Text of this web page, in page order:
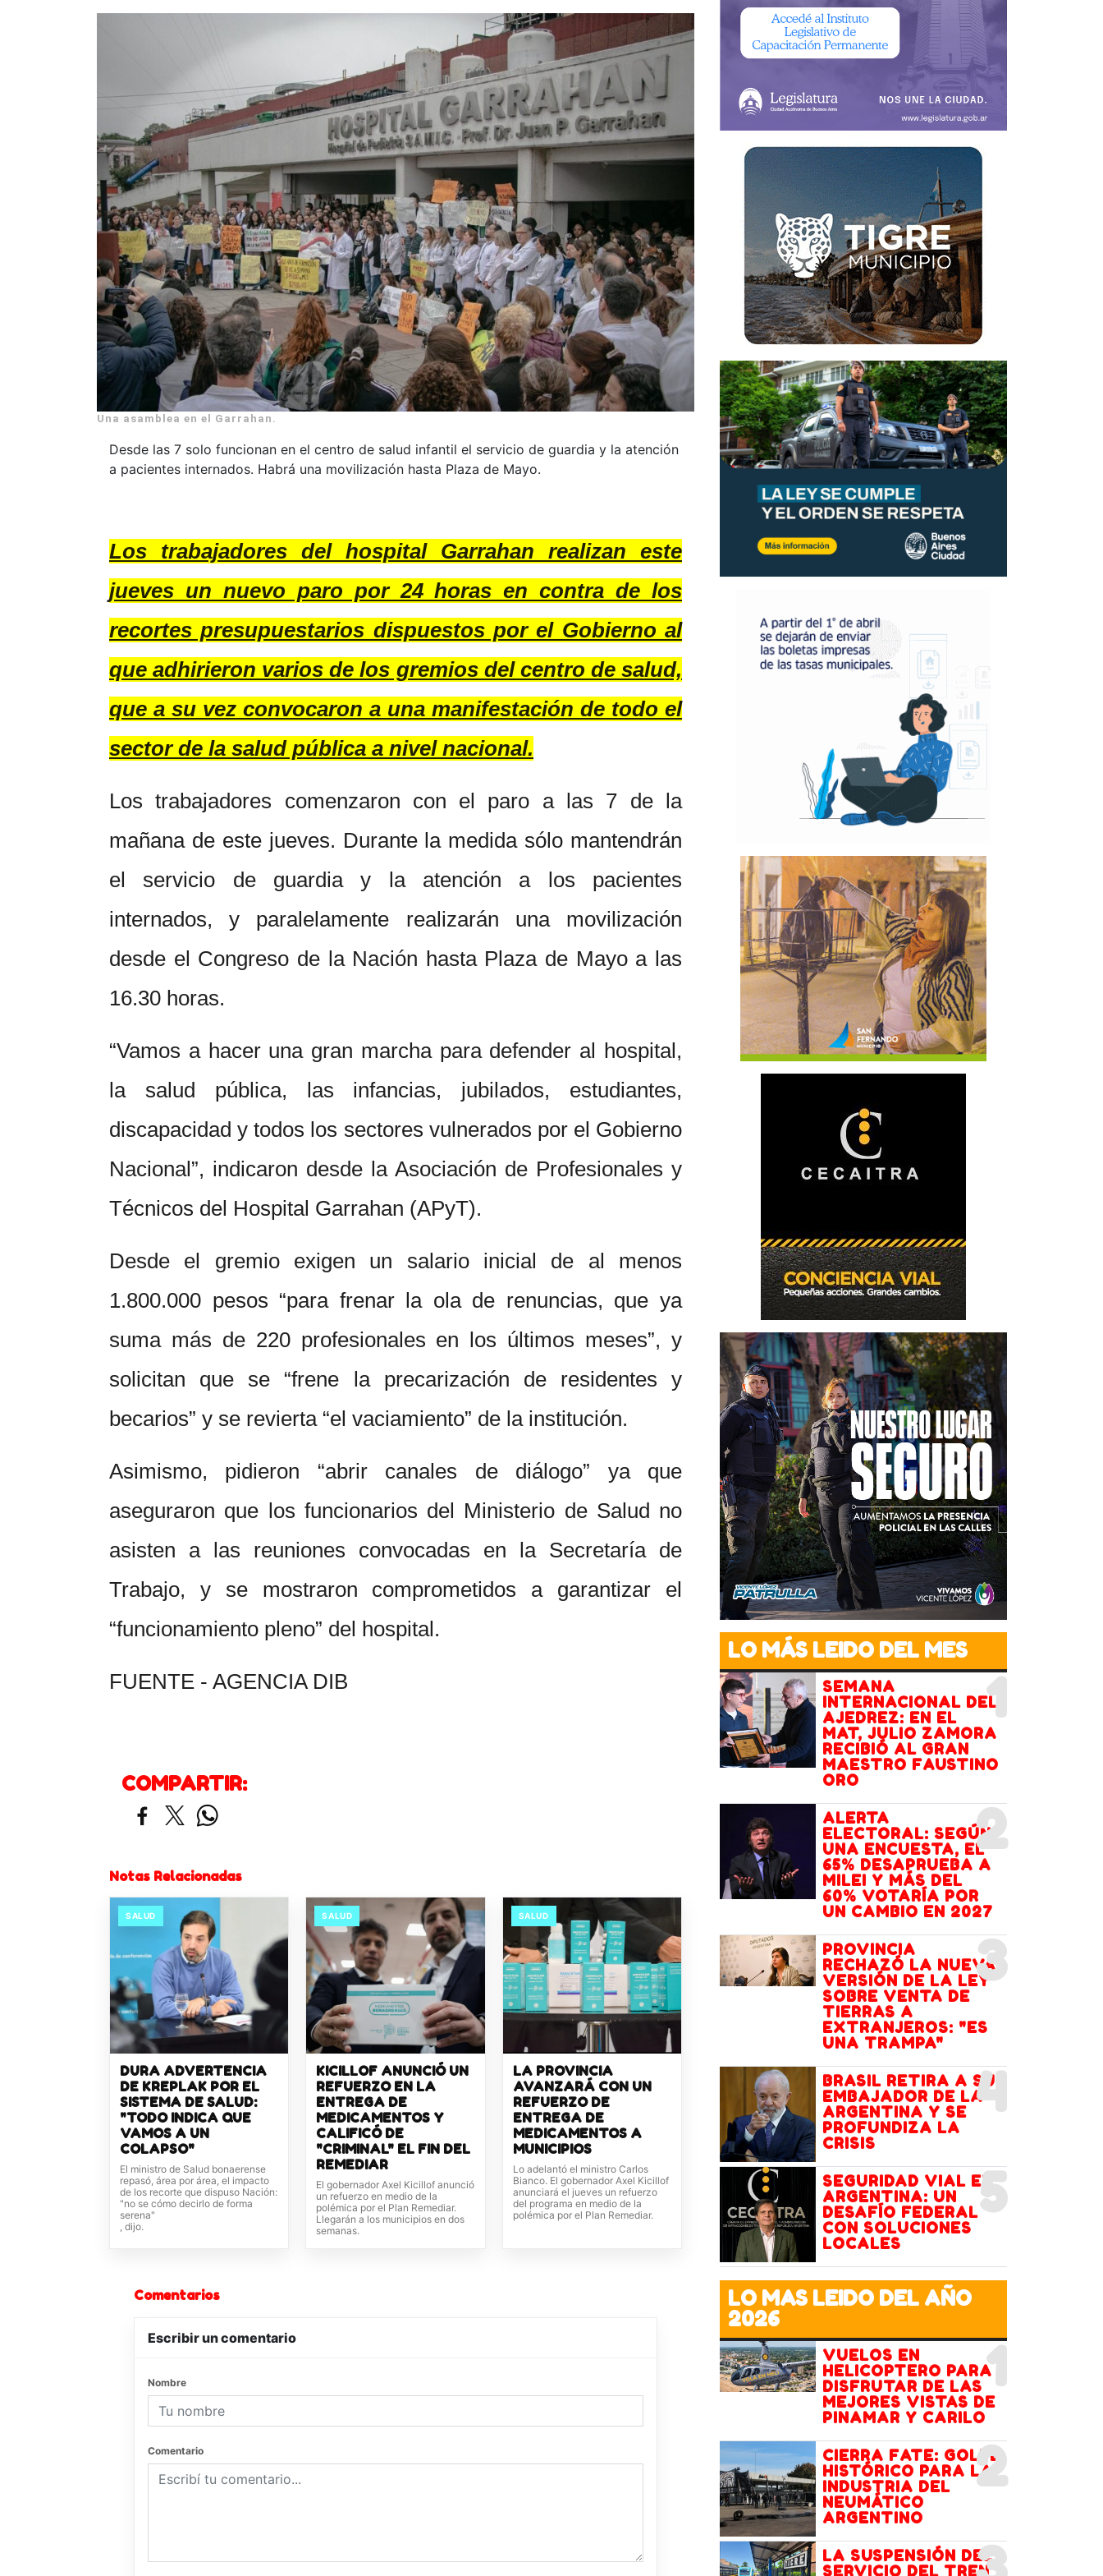
Una asamblea en el Garrahan.
Desde las 7 solo funcionan en el centro de salud infantil el servicio de guardia y la atención
a pacientes internados. Habrá una movilización hasta Plaza de Mayo.
Los trabajadores del hospital Garrahan realizan este
jueves un nuevo paro por 24 horas en contra de los
recortes presupuestarios dispuestos por el Gobierno al
que adhirieron varios de los gremios del centro de salud,
que a su vez convocaron a una manifestación de todo el
sector de la salud pública a nivel nacional.
Los trabajadores comenzaron con el paro a las 7 de la
mañana de este jueves. Durante la medida sólo mantendrán
el servicio de guardia y la atención a los pacientes
internados, y paralelamente realizarán una movilización
desde el Congreso de la Nación hasta Plaza de Mayo a las
16.30 horas.
“Vamos a hacer una gran marcha para defender al hospital,
la salud pública, las infancias, jubilados, estudiantes,
discapacidad y todos los sectores vulnerados por el Gobierno
Nacional”, indicaron desde la Asociación de Profesionales y
Técnicos del Hospital Garrahan (APyT).
Desde el gremio exigen un salario inicial de al menos
1.800.000 pesos “para frenar la ola de renuncias, que ya
suma más de 220 profesionales en los últimos meses”, y
solicitan que se “frene la precarización de residentes y
becarios” y se revierta “el vaciamiento” de la institución.
Asimismo, pidieron “abrir canales de diálogo” ya que
aseguraron que los funcionarios del Ministerio de Salud no
asisten a las reuniones convocadas en la Secretaría de
Trabajo, y se mostraron comprometidos a garantizar el
“funcionamiento pleno” del hospital.
FUENTE - AGENCIA DIB
COMPARTIR:
Notas Relacionadas
SALUD
DURA ADVERTENCIA
DE KREPLAK POR EL
SISTEMA DE SALUD:
"TODO INDICA QUE
VAMOS A UN
COLAPSO"
El ministro de Salud bonaerense
repasó, área por área, el impacto
de los recorte que dispuso Nación:
"no se cómo decirlo de forma
serena"
, dijo.
SALUD
KICILLOF ANUNCIÓ UN
REFUERZO EN LA
ENTREGA DE
MEDICAMENTOS Y
CALIFICÓ DE
"CRIMINAL" EL FIN DEL
REMEDIAR
El gobernador Axel Kicillof anunció
un refuerzo en medio de la
polémica por el Plan Remediar.
Llegarán a los municipios en dos
semanas.
SALUD
LA PROVINCIA
AVANZARÁ CON UN
REFUERZO DE
ENTREGA DE
MEDICAMENTOS A
MUNICIPIOS
Lo adelantó el ministro Carlos
Bianco. El gobernador Axel Kicillof
anunciará el jueves un refuerzo
del programa en medio de la
polémica por el Plan Remediar.
Comentarios
Escribir un comentario
Nombre
Comentario
LO MÁS LEIDO DEL MES
1
SEMANA
INTERNACIONAL DEL
AJEDREZ: EN EL
MAT, JULIO ZAMORA
RECIBIÓ AL GRAN
MAESTRO FAUSTINO
ORO
2
ALERTA
ELECTORAL: SEGÚN
UNA ENCUESTA, EL
65% DESAPRUEBA A
MILEI Y MÁS DEL
60% VOTARÍA POR
UN CAMBIO EN 2027
3
PROVINCIA
RECHAZÓ LA NUEVA
VERSIÓN DE LA LEY
SOBRE VENTA DE
TIERRAS A
EXTRANJEROS: "ES
UNA TRAMPA"
4
BRASIL RETIRA A SU
EMBAJADOR DE LA
ARGENTINA Y SE
PROFUNDIZA LA
CRISIS
5
SEGURIDAD VIAL EN
ARGENTINA: UN
DESAFÍO FEDERAL
CON SOLUCIONES
LOCALES
LO MAS LEIDO DEL AÑO
2026
1
VUELOS EN
HELICOPTERO PARA
DISFRUTAR DE LAS
MEJORES VISTAS DE
PINAMAR Y CARILO
2
CIERRA FATE: GOLPE
HISTÓRICO PARA LA
INDUSTRIA DEL
NEUMÁTICO
ARGENTINO
LA SUSPENSIÓN DEL
SERVICIO DEL TREN